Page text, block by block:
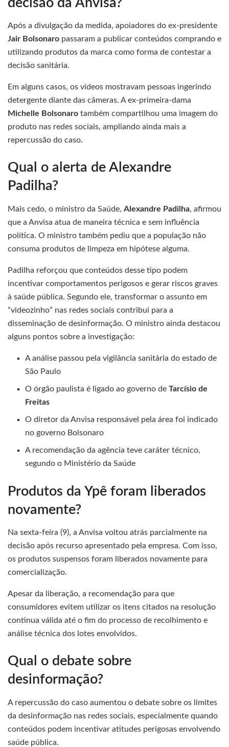
Após a divulgação da medida, apoiadores do ex-presidente
Jair Bolsonaro passaram a publicar conteúdos comprando e
utilizando produtos da marca como forma de contestar a
decisão sanitária.
Em alguns casos, os vídeos mostravam pessoas ingerindo
detergente diante das câmeras. A ex-primeira-dama
Michelle Bolsonaro também compartilhou uma imagem do
produto nas redes sociais, ampliando ainda mais a
repercussão do caso.
Qual o alerta de Alexandre
Padilha?
Mais cedo, o ministro da Saúde, Alexandre Padilha, afirmou
que a Anvisa atua de maneira técnica e sem influência
política. O ministro também pediu que a população não
consuma produtos de limpeza em hipótese alguma.
Padilha reforçou que conteúdos desse tipo podem
incentivar comportamentos perigosos e gerar riscos graves
à saúde pública. Segundo ele, transformar o assunto em
“videozinho” nas redes sociais contribui para a
disseminação de desinformação. O ministro ainda destacou
alguns pontos sobre a investigação:
A análise passou pela vigilância sanitária do estado de
São Paulo
O órgão paulista é ligado ao governo deTarcísio de
Freitas
O diretor da Anvisa responsável pela área foi indicado
no governo Bolsonaro
A recomendação da agência teve caráter técnico,
segundo o Ministério da Saúde
Produtos da Ypê foram liberados
novamente?
Na sexta-feira (9), a Anvisa voltou atrás parcialmente na
decisão após recurso apresentado pela empresa. Com isso,
os produtos suspensos foram liberados novamente para
comercialização.
Apesar da liberação, a recomendação para que
consumidores evitem utilizar os itens citados na resolução
continua válida até o fim do processo de recolhimento e
análise técnica dos lotes envolvidos.
Qual o debate sobre
desinformação?
A repercussão do caso aumentou o debate sobre os limites
da desinformação nas redes sociais, especialmente quando
conteúdos podem incentivar atitudes perigosas envolvendo
saúde pública.